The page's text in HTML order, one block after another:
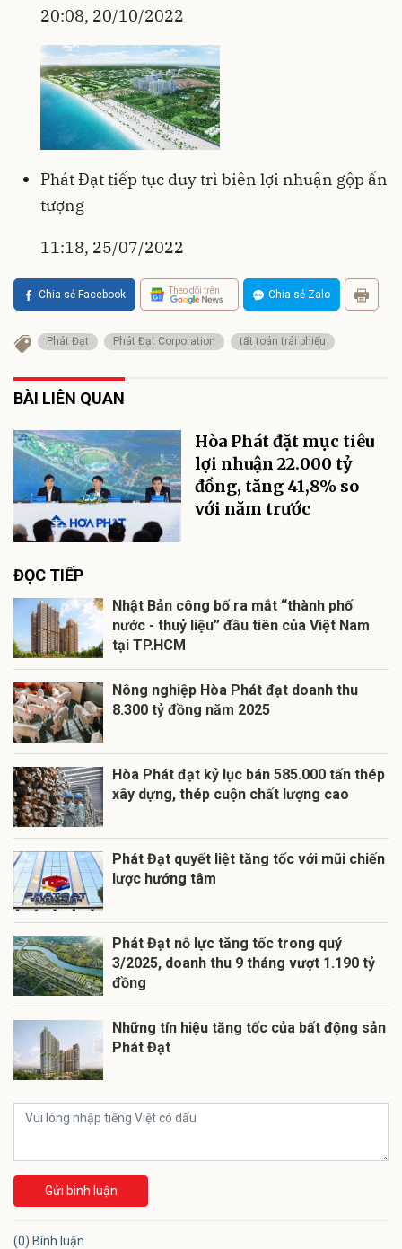
20:08, 20/10/2022
Phát Đạt tiếp tục duy trì biên lợi nhuận gộp ấn
tượng
11:18, 25/07/2022
Chia sẻ Facebook Theo dõi trên Chia sẻ Zalo
Phát Đạt Phát Đạt Corporation tất toán trái phiếu
BÀI LIÊN QUAN
Hòa Phát đặt mục tiêu
lợi nhuận 22.000 tỷ
đồng, tăng 41,8% so
với năm trước
ĐỌC TIẾP
Nhật Bản công bố ra mắt “thành phố
nước - thuỷ liệu” đầu tiên của Việt Nam
tại TP.HCM
Nông nghiệp Hòa Phát đạt doanh thu
8.300 tỷ đồng năm 2025
Hòa Phát đạt kỷ lục bán 585.000 tấn thép
xây dựng, thép cuộn chất lượng cao
Phát Đạt quyết liệt tăng tốc với mũi chiến
lược hướng tâm
Phát Đạt nỗ lực tăng tốc trong quý
3/2025, doanh thu 9 tháng vượt 1.190 tỷ
đồng
Những tín hiệu tăng tốc của bất động sản
Phát Đạt
Gửi bình luận
(0) Bình luận